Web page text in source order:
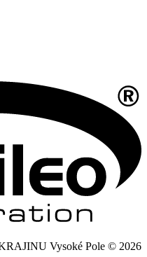
Vysoké Pole © 2026